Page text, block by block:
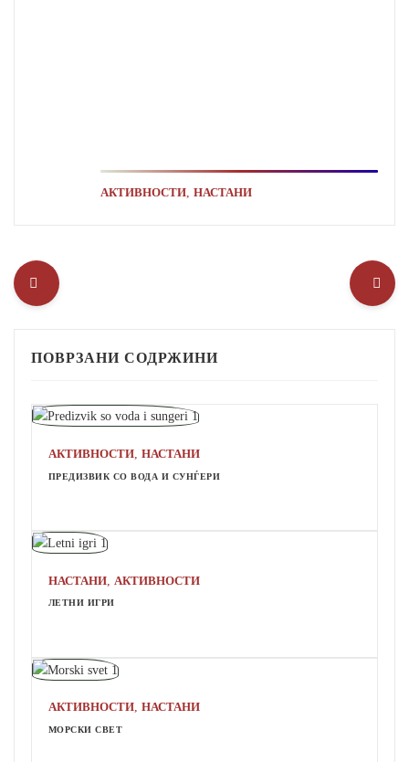
АКТИВНОСТИ ,НАСТАНИ
ПОВРЗАНИ СОДРЖИНИ
АКТИВНОСТИ, НАСТАНИ
ПРЕДИЗВИК СО ВОДА И СУНЃЕРИ
НАСТАНИ, АКТИВНОСТИ
ЛЕТНИ ИГРИ
АКТИВНОСТИ, НАСТАНИ
МОРСКИ СВЕТ